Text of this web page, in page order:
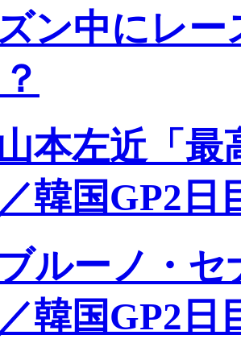
ン中にレ
本左近「最
／韓国GP2日
ブルーノ・
／韓国GP2日